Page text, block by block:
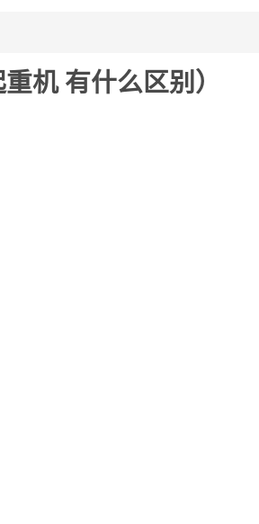
机 有什么区别）